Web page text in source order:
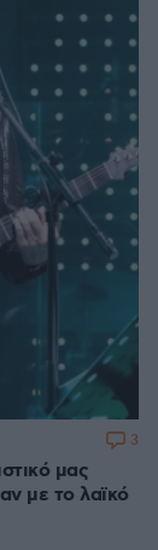
μας
με το λαϊκό
3